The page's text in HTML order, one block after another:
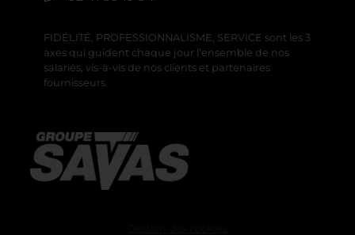
FIDÉLITÉ, PROFESSIONNALISME, SERVICE sont les 3
axes qui guident chaque jour l’ensemble de nos
salariés, vis-à-vis de nos clients et partenaires
fournisseurs.